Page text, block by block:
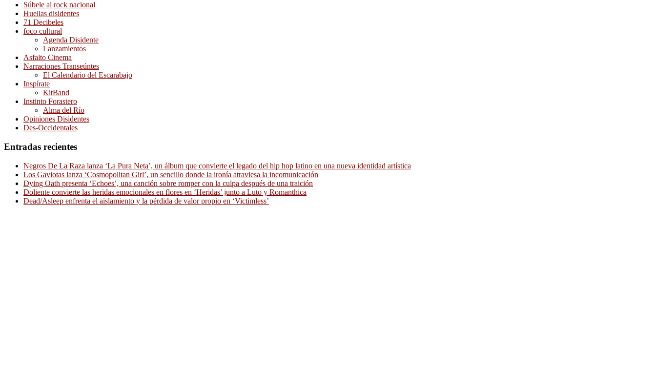
Súbele al rock nacional
Huellas disidentes
71 Decibeles
foco cultural
Agenda Disidente
Lanzamientos
Asfalto Cinema
Narraciones Transeúntes
El Calendario del Escarabajo
Inspírate
KitBand
Instinto Forastero
Alma del Río
Opiniones Disidentes
Des-Occidentales
Entradas recientes
Negros De La Raza lanza ‘La Pura Neta’, un álbum que convierte el legado del hip hop latino en una nueva identidad artística
Los Gaviotas lanza ‘Cosmopolitan Girl’, un sencillo donde la ironía atraviesa la incomunicación
Dying Oath presenta ‘Echoes’, una canción sobre romper con la culpa después de una traición
Doliente convierte las heridas emocionales en flores en ‘Heridas’ junto a Luto y Romanthica
Dead/Asleep enfrenta el aislamiento y la pérdida de valor propio en ‘Victimless’